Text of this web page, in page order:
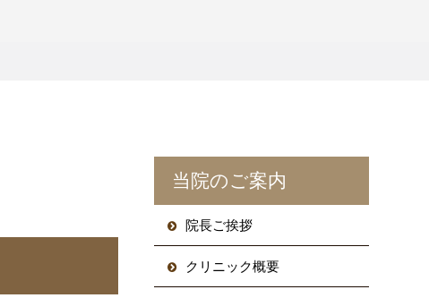
当院のご案内
院長ご挨拶
クリニック概要